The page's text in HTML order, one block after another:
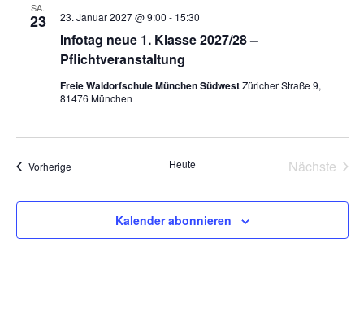
SA.
23
Infotag neue 1. Klasse 2027/28 –
Pflichtveranstaltung
23. Januar 2027 @ 9:00 - 15:30
Freie Waldorfschule München SüdwestZüricher Straße 9,
81476 München
VorherigeVeranstaltungen Heute
Nächste
Kalender abonnieren